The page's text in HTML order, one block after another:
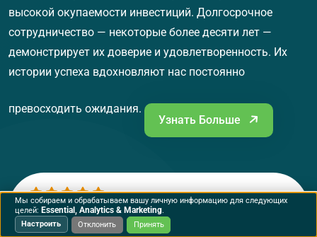
высокой окупаемости инвестиций. Долгосрочное
сотрудничество — некоторые более десяти лет —
демонстрирует их доверие и удовлетворенность. Их
истории успеха вдохновляют нас постоянно
превосходить ожидания.
Узнать Больше
Человек с большой душой. Большое
Мы собираем и обрабатываем вашу личную информацию для следующих
целей: Essential, Analytics & Marketing.
Настроить
Отклонить Принять